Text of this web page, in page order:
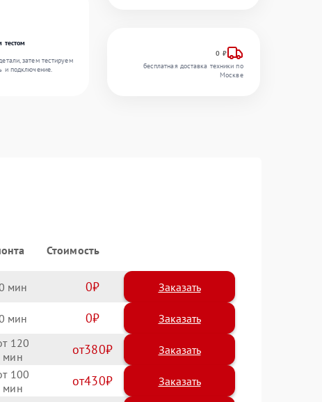
тестом
затем тестируем
и подключение.
0 ₽
бесплатная доставка техники по
Москве
Стоимость
0 Заказать
0 Заказать
120 380
100 430